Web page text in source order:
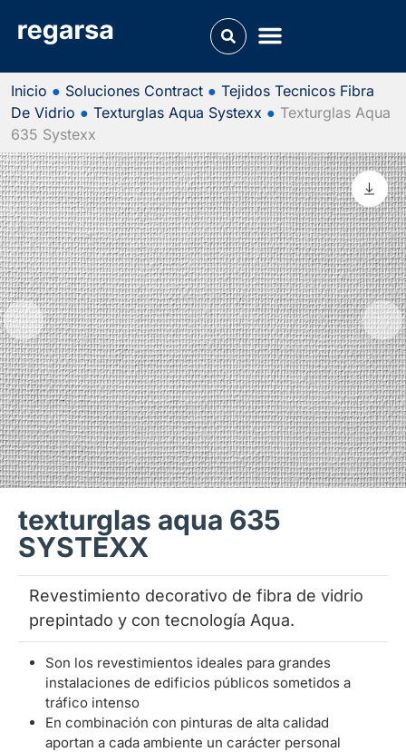
Inicio ● Soluciones Contract ● Tejidos Tecnicos Fibra
De Vidrio ● Texturglas Aqua Systexx ● Texturglas Aqua
635 Systexx
texturglas aqua 635
SYSTEXX
Revestimiento decorativo de fibra de vidrio
prepintado y con tecnología Aqua.
Son los revestimientos ideales para grandes
instalaciones de edificios públicos sometidos a
tráfico intenso
En combinación con pinturas de alta calidad
aportan a cada ambiente un carácter personal